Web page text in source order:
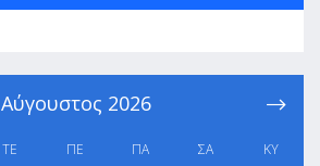
Αύγουστος 2026
ΤΕ ΠΕ ΠΑ ΣΑ ΚΥ